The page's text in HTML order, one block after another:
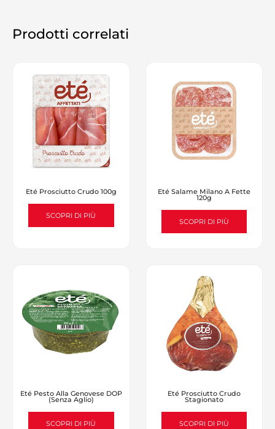
Prodotti correlati
Eté Prosciutto Crudo 100g
SCOPRI DI PIÙ
Eté Salame Milano A Fette
120g
SCOPRI DI PIÙ
Eté Pesto Alla Genovese DOP
(senza Aglio)
SCOPRI DI PIÙ
Eté Prosciutto Crudo
Stagionato
SCOPRI DI PIÙ